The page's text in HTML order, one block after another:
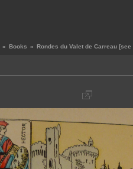
» Books » Rondes du Valet de Carreau